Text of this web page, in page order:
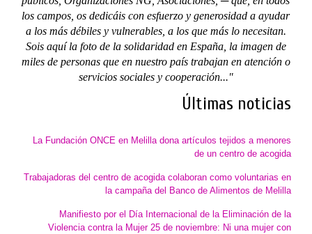
los campos, os dedicáis con esfuerzo y generosidad a ayudar
a los más débiles y vulnerables, a los que más lo necesitan.
Sois aquí la foto de la solidaridad en España, la imagen de
miles de personas que en nuestro país trabajan en atención o
servicios sociales y cooperación..."
Últimas noticias
La Fundación ONCE en Melilla dona artículos tejidos a menores
de un centro de acogida
Trabajadoras del centro de acogida colaboran como voluntarias en
la campaña del Banco de Alimentos de Melilla
Manifiesto por el Día Internacional de la Eliminación de la
Violencia contra la Mujer 25 de noviembre: Ni una mujer con